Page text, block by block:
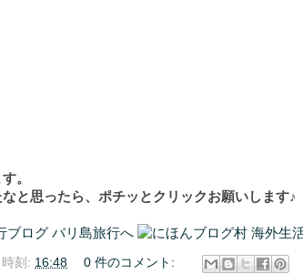
。
と思ったら、ポチッとクリックお願いします♪
時刻: 16:48
0 件のコメント: